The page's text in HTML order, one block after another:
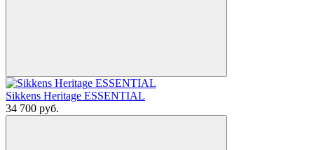
Sikkens Heritage ESSENTIAL
34 700 руб.